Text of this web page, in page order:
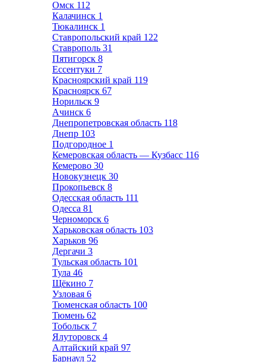
Омск 112
Калачинск 1
Тюкалинск 1
Ставропольский край 122
Ставрополь 31
Пятигорск 8
Ессентуки 7
Красноярский край 119
Красноярск 67
Норильск 9
Ачинск 6
Днепропетровская область 118
Днепр 103
Подгородное 1
Кемеровская область — Кузбасс 116
Кемерово 30
Новокузнецк 30
Прокопьевск 8
Одесская область 111
Одесса 81
Черноморск 6
Харьковская область 103
Харьков 96
Дергачи 3
Тульская область 101
Тула 46
Щёкино 7
Узловая 6
Тюменская область 100
Тюмень 62
Тобольск 7
Ялуторовск 4
Алтайский край 97
Барнаул 52